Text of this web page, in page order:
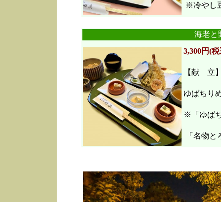
※冷やし
海老
3,300円(
【献 立
ゆばちり
※「ゆば
「名物と